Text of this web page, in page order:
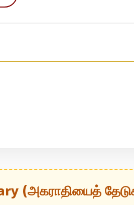
(அகராதியைத்